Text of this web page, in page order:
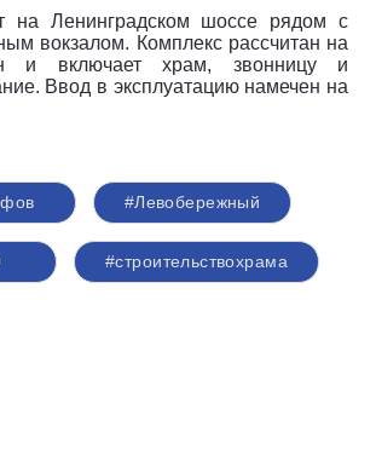
на Ленинградском шоссе рядом с
вокзалом. Комплекс рассчитан на
и включает храм, звонницу и
Ввод в эксплуатацию намечен на
#Левобережный
#строительствохрама